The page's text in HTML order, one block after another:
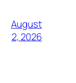
August
2, 2026